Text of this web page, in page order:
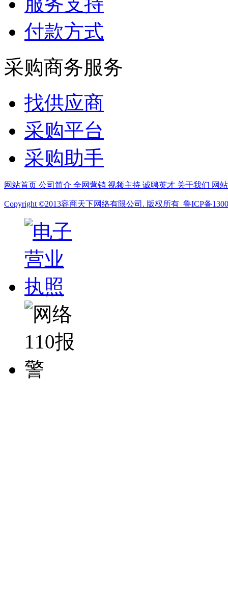
付款方式
采购商务服务
找供应商
采购平台
采购助手
网站首页 公司简介 全网营销 视频主持 诚聘英才 关于我们 网
Copyright ©2013容商天下网络有限公司. 版权所有 鲁ICP备